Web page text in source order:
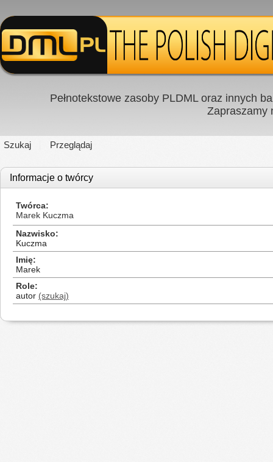
Pełnotekstowe zasoby PLDML oraz innych
Zapraszamy
Szukaj Przeglądaj
Informacje o twórcy
Twórca
Marek Kuczma
Nazwisko
Kuczma
Imię
Marek
Role
autor (szukaj)